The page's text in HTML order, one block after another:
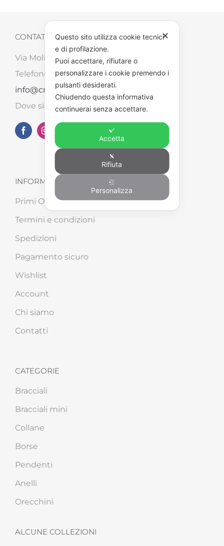
CONTATTI
Via Molinara, 87/B – 52041 Tegoleto (AR)
Telefono: +39 0575 498562 – Email:
info@creart2.com
Dove siamo suGoogle Maps
INFORMAZIONI SHOP
Primi Ordini
Termini e condizioni
Spedizioni
Pagamento sicuro
Wishlist
Account
Chi siamo
Contatti
CATEGORIE
Bracciali
Bracciali mini
Collane
Borse
Pendenti
Anelli
Orecchini
ALCUNE COLLEZIONI
✕
Questo sito utilizza cookie tecnici
e di profilazione.
Puoi accettare, rifiutare o
personalizzare i cookie premendo i
pulsanti desiderati.
Chiudendo questa informativa
continuerai senza accettare.
Accetta
Rifiuta
Personalizza